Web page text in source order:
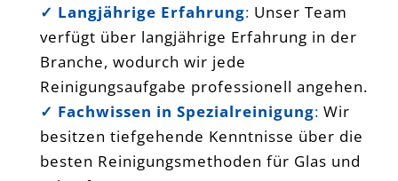
✓ Langjährige Erfahrung: Unser Team
verfügt über langjährige Erfahrung in der
Branche, wodurch wir jede
Reinigungsaufgabe professionell angehen.
✓ Fachwissen in Spezialreinigung: Wir
besitzen tiefgehende Kenntnisse über die
besten Reinigungsmethoden für Glas und